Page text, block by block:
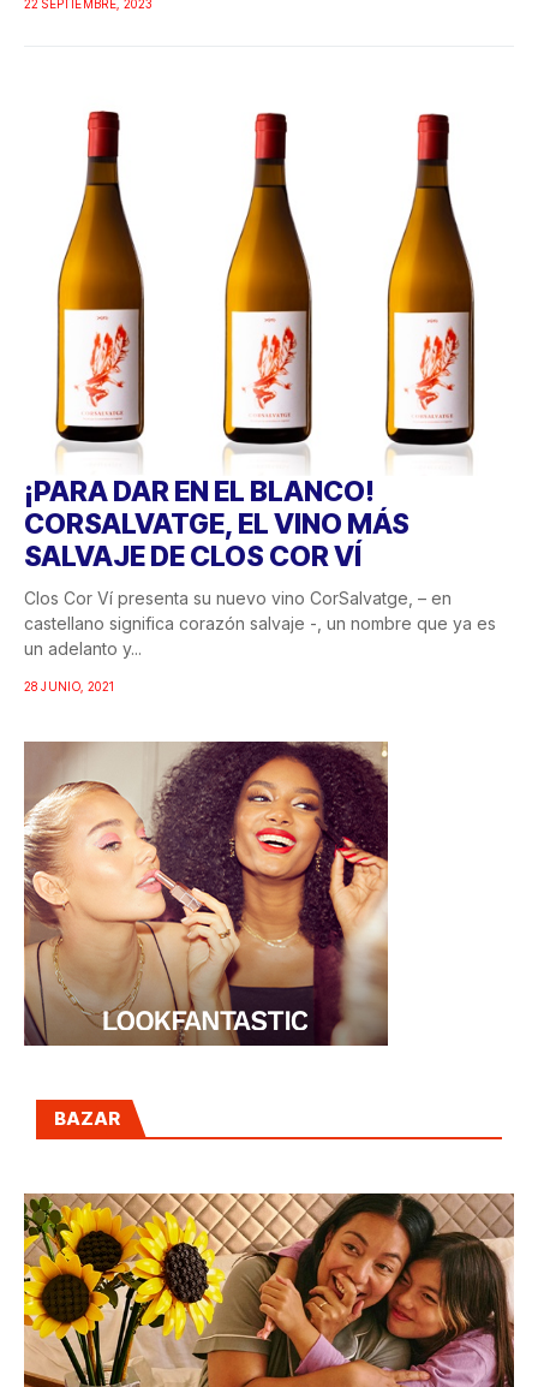
22 SEPTIEMBRE, 2023
¡PARA DAR EN EL BLANCO!
CORSALVATGE, EL VINO MÁS
SALVAJE DE CLOS COR VÍ
Clos Cor Ví presenta su nuevo vino CorSalvatge, – en
castellano significa corazón salvaje -, un nombre que ya es
un adelanto y...
28 JUNIO, 2021
BAZAR